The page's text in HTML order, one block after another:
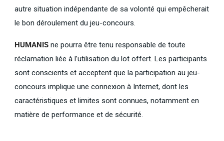
autre situation indépendante de sa volonté qui empêcherait
le bon déroulement du jeu-concours.
HUMANISne pourra être tenu responsable de toute
réclamation liée à l’utilisation du lot offert. Les participants
sont conscients et acceptent que la participation au jeu-
concours implique une connexion à Internet, dont les
caractéristiques et limites sont connues, notamment en
matière de performance et de sécurité.